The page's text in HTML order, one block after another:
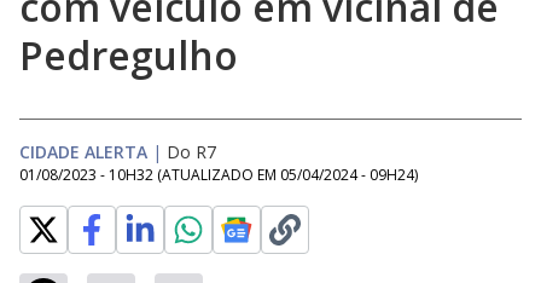
Pedregulho
CIDADE ALERTA | Do R7
01/08/2023 - 10H32 (ATUALIZADO EM 05/04/2024 - 09H24)